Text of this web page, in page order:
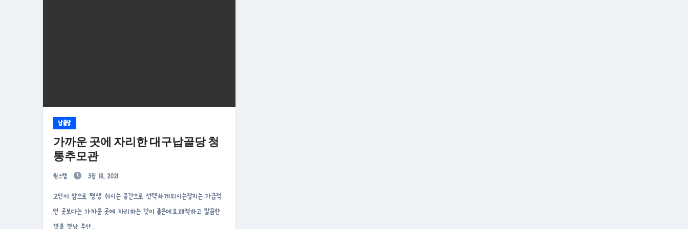
납골당
가까운 곳에 자리한 대구납골당 청
통추모관
원스텝 3월 18, 2021
고인이 앞으로 평생 쉬시는 공간으로 선택하게되시는장지는 가급적
먼 곳보다는 가까운 곳에 자리하는 것이 좋은데요.쾌적하고 깔끔한
경북 경남 부산…